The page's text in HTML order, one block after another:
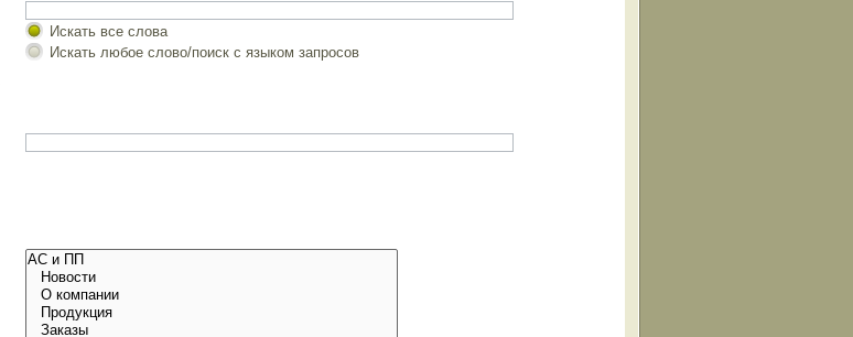
Искать все слова
Искать любое слово/поиск с языком запросов